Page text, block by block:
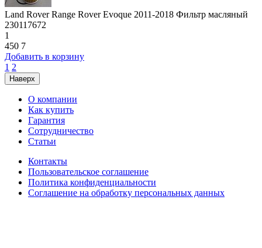
Land Rover Range Rover Evoque 2011-2018 Фильтр масляный
230117672
1
450 7
Добавить в корзину
1 2
Наверх
О компании
Как купить
Гарантия
Сотрудничество
Статьи
Контакты
Пользовательское соглашение
Политика конфиденциальности
Соглашение на обработку персональных данных